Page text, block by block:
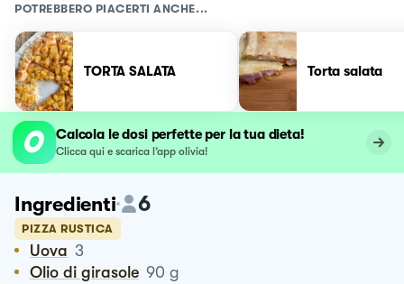
POTREBBERO PIACERTI ANCHE...
TORTA SALATA Torta salata
Calcola le dosi perfette per la tua dieta!
Clicca qui e scarica l’app olivia!
Ingredienti 6
PIZZA RUSTICA
Uova 3
Olio di girasole 90 g